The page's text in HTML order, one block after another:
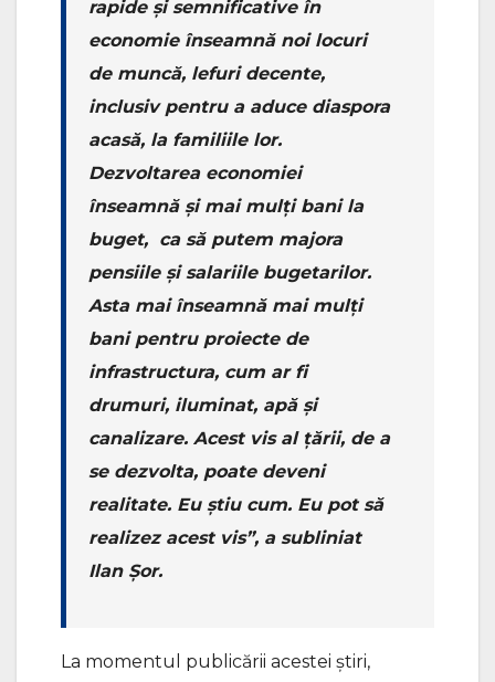
rapide și semnificative în
economie înseamnă noi locuri
de muncă, lefuri decente,
inclusiv pentru a aduce diaspora
acasă, la familiile lor.
Dezvoltarea economiei
înseamnă și mai mulți bani la
buget, ca să putem majora
pensiile și salariile bugetarilor.
Asta mai înseamnă mai mulți
bani pentru proiecte de
infrastructura, cum ar fi
drumuri, iluminat, apă și
canalizare. Acest vis al țării, de a
se dezvolta, poate deveni
realitate. Eu știu cum. Eu pot să
realizez acest vis”, a subliniat
Ilan Șor.
La momentul publicării acestei știri,